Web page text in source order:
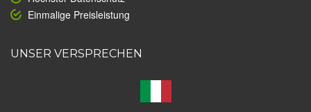
Einmalige Preisleistung
UNSER VERSPRECHEN